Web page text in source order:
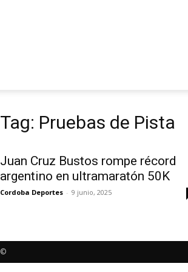
Tag: Pruebas de Pista
Juan Cruz Bustos rompe récord
argentino en ultramaratón 50K
Cordoba Deportes - 9 junio, 2025
©